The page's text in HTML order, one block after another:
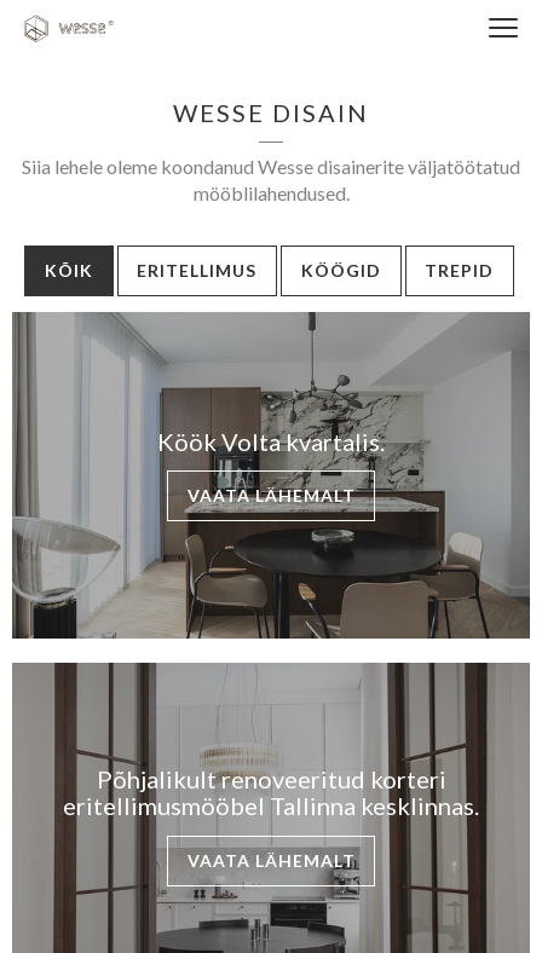
WESSE DISAIN
PARTNERITE DISAIN
TEHNIKA
KONTAKT
MEIST
WESSE DISAIN
Siia lehele oleme koondanud Wesse disainerite väljatöötatud
mööblilahendused.
KÕIK ERITELLIMUS KÖÖGID TREPID
Köök Volta kvartalis.
VAATA LÄHEMALT
Põhjalikult renoveeritud korteri
eritellimusmööbel Tallinna kesklinnas.
VAATA LÄHEMALT